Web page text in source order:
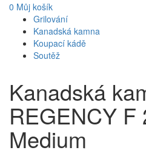
0 Můj košík
Grilování
Kanadská kamna
Koupací kádě
Soutěž
Kanadská
REGENCY F
Medium